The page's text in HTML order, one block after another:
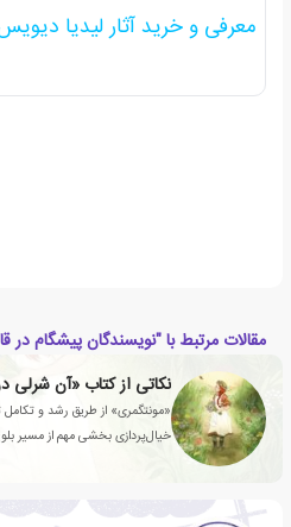
معرفی و خرید آثار لیدیا
مقالات مرتبط با "نویسندگان پیشگام
«مونتگمری» از طریق رشد و
خیال‌پردازی بخشی مهم از مسیر